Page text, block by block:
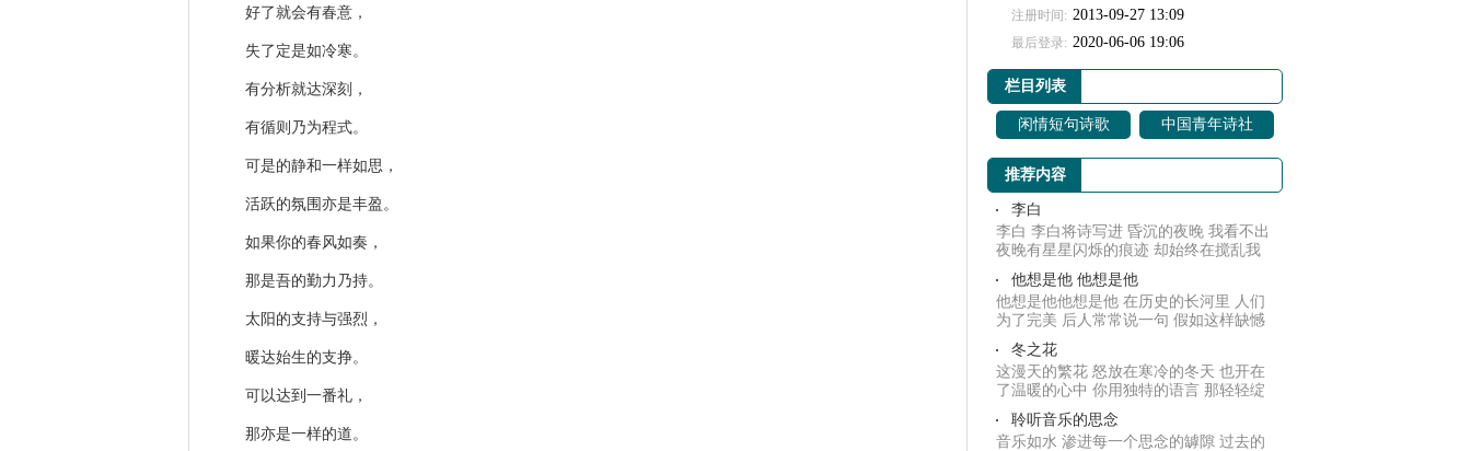
好了就会有春意，
失了定是如冷寒。
有分析就达深刻，
有循则乃为程式。
可是的静和一样如思，
活跃的氛围亦是丰盈。
如果你的春风如奏，
那是吾的勤力乃持。
太阳的支持与强烈，
暖达始生的支挣。
可以达到一番礼，
那亦是一样的道。
注册时间: 2013-09-27 13:09
最后登录: 2020-06-06 19:06
栏目列表
闲情短句诗歌 中国青年诗社
推荐内容
李白
李白 李白将诗写进 昏沉的夜晚 我看不出
夜晚有星星闪烁的痕迹 却始终在搅乱我
的心情 ...
他想是他 他想是他
他想是他他想是他 在历史的长河里 人们
为了完美 后人常常说一句 假如这样缺憾
就不会.....
冬之花
这漫天的繁花 怒放在寒冷的冬天 也开在
了温暖的心中 你用独特的语言 那轻轻绽
放的声音...
聆听音乐的思念
音乐如水 渗进每一个思念的罅隙 过去的